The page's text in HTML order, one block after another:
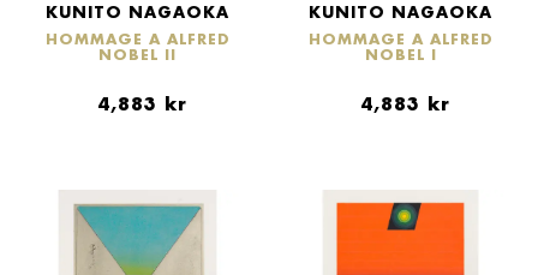
KUNITO NAGAOKA
HOMMAGE A ALFRED
NOBEL II
4,883 kr
KUNITO NAGAOKA
HOMMAGE A ALFRED
NOBEL I
4,883 kr